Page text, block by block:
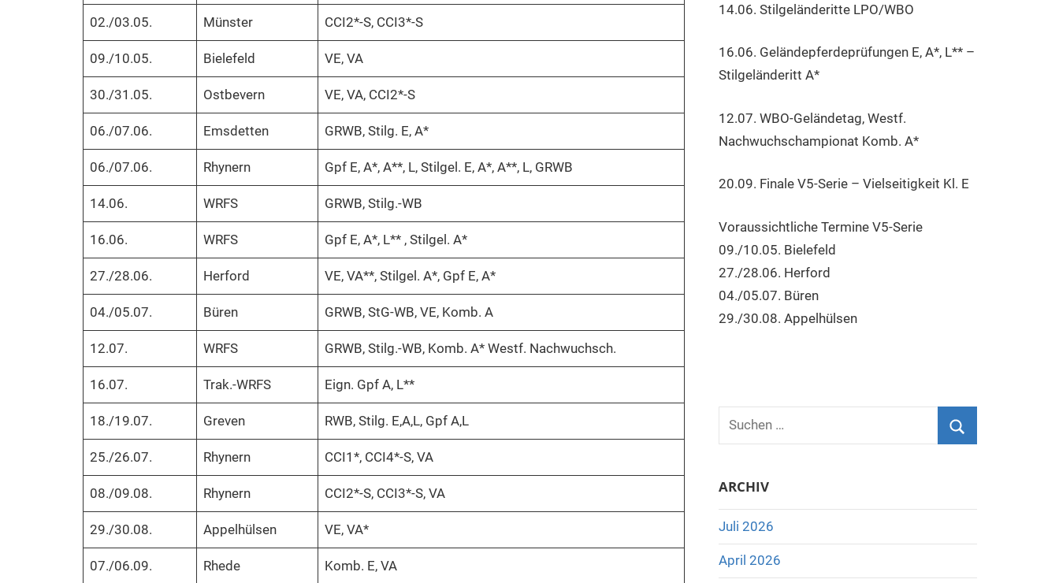
02./03.05. Münster CCI2*-S, CCI3*-S
09./10.05. Bielefeld VE, VA
30./31.05. Ostbevern VE, VA, CCI2*-S
06./07.06. Emsdetten GRWB, Stilg. E, A*
06./07.06. Rhynern Gpf E, A*, A**, L, Stilgel. E, A*, A**, L, GRWB
14.06. WRFS GRWB, Stilg.-WB
16.06. WRFS Gpf E, A*, L** , Stilgel. A*
27./28.06. Herford VE, VA**, Stilgel. A*, Gpf E, A*
04./05.07. Büren GRWB, StG-WB, VE, Komb. A
12.07. WRFS GRWB, Stilg.-WB, Komb. A* Westf. Nachwuchsch.
16.07. Trak.-WRFS Eign. Gpf A, L**
18./19.07. Greven RWB, Stilg. E,A,L, Gpf A,L
25./26.07. Rhynern CCI1*, CCI4*-S, VA
08./09.08. Rhynern CCI2*-S, CCI3*-S, VA
29./30.08. Appelhülsen VE, VA*
07./06.09. Rhede Komb. E, VA
14.06. Stilgeländeritte LPO/WBO
16.06. Geländepferdeprüfungen E, A*, L** –
Stilgeländeritt A*
12.07. WBO-Geländetag, Westf.
Nachwuchschampionat Komb. A*
20.09. Finale V5-Serie – Vielseitigkeit Kl. E
Voraussichtliche Termine V5-Serie
09./10.05. Bielefeld
27./28.06. Herford
04./05.07. Büren
29./30.08. Appelhülsen
Suchen
ARCHIV
Juli 2026
April 2026